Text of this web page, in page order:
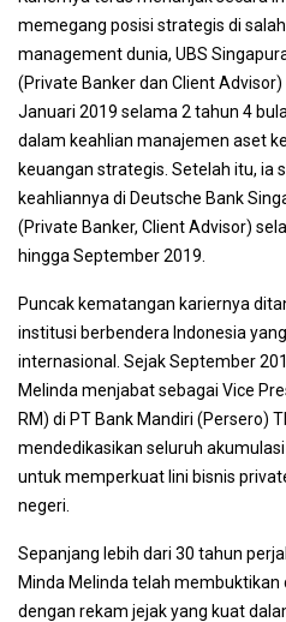
memegang posisi strategis di
management dunia, UBS
(Private Banker dan Client
Januari 2019 selama 2 tahun 4
dalam keahlian manajemen aset
keuangan strategis. Setelah itu, ia
keahliannya di Deutsche Bank
(Private Banker, Client Advisor)
hingga September 2019.
Puncak kematangan kariernya
institusi berbendera Indonesia
internasional. Sejak September
Melinda menjabat sebagai Vice
RM) di PT Bank Mandiri (Persero)
mendedikasikan seluruh
untuk memperkuat lini bisnis
negeri.
Sepanjang lebih dari 30 tahun
Minda Melinda telah membuktikan
dengan rekam jejak yang kuat